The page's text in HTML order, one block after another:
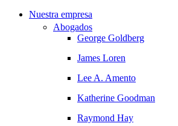
Blog
Nuestra empresa
Abogados
George Goldberg
James Loren
Lee A. Amento
Katherine Goodman
Raymond Hay